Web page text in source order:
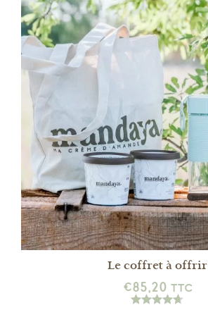
DÉTAILS
Le coffret à offrir
€85,20 TTC